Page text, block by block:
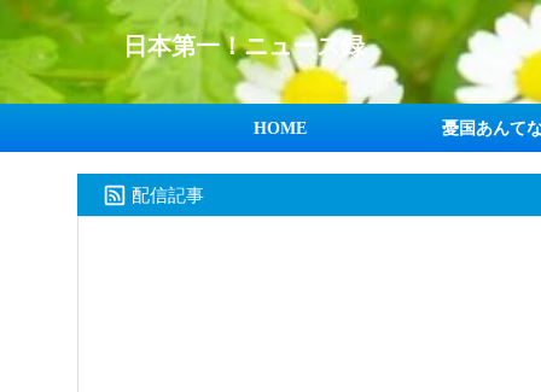
日本第一！ニュース録
HOME 憂国あんて
配信記事